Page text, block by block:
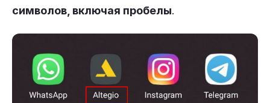
символов, включая пробелы.